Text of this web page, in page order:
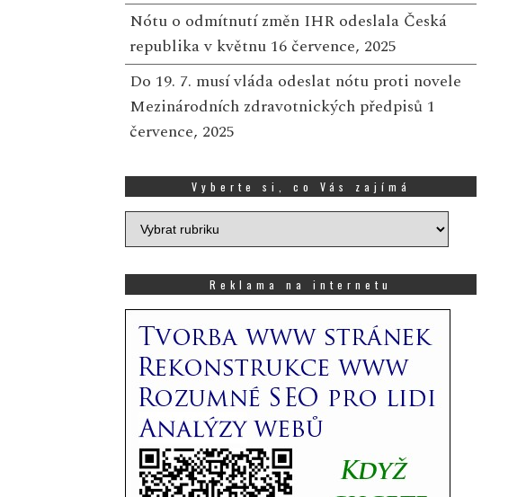
Nótu o odmítnutí změn IHR odeslala Česká
republika v květnu 16 července, 2025
Do 19. 7. musí vláda odeslat nótu proti novele
Mezinárodních zdravotnických předpisů 1
července, 2025
Vyberte si, co Vás zajímá
Vyberte
si,
zajímá
Reklama na internetu